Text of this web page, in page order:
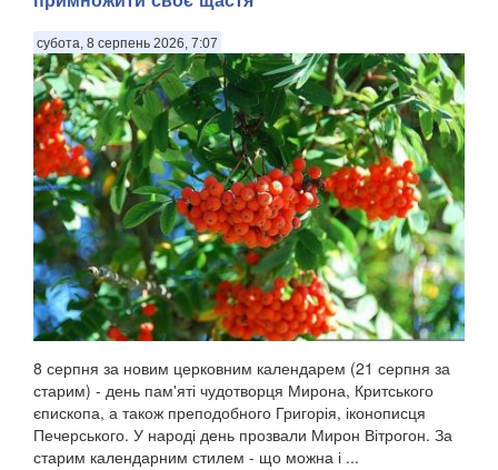
субота, 8 серпень 2026, 7:07
8 серпня за новим церковним календарем (21 серпня за
старим) - день пам'яті чудотворця Мирона, Критського
єпископа, а також преподобного Григорія, іконописця
Печерського. У народі день прозвали Мирон Вітрогон. За
старим календарним стилем - що можна і ...